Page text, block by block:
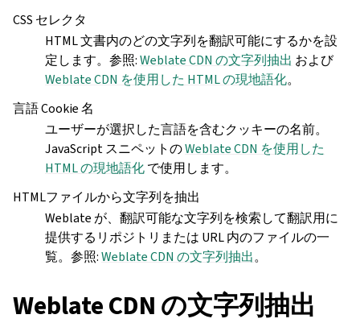
CSS セレクタ
HTML 文書内のどの文字列を翻訳可能にするかを設
定します。参照:Weblate CDN の文字列抽出 および
Weblate CDN を使用した HTML の現地語化。
言語 Cookie 名
ユーザーが選択した言語を含むクッキーの名前。
JavaScript スニペットのWeblate CDN を使用した
HTML の現地語化で使用します。
HTMLファイルから文字列を抽出
Weblate が、翻訳可能な文字列を検索して翻訳用に
提供するリポジトリまたは URL 内のファイルの一
覧。参照:Weblate CDN の文字列抽出。
Weblate CDN の文字列抽出